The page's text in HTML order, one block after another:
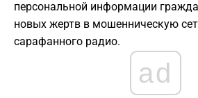
персональной информации
новых жертв в мошенническую
сарафанного радио.
ad